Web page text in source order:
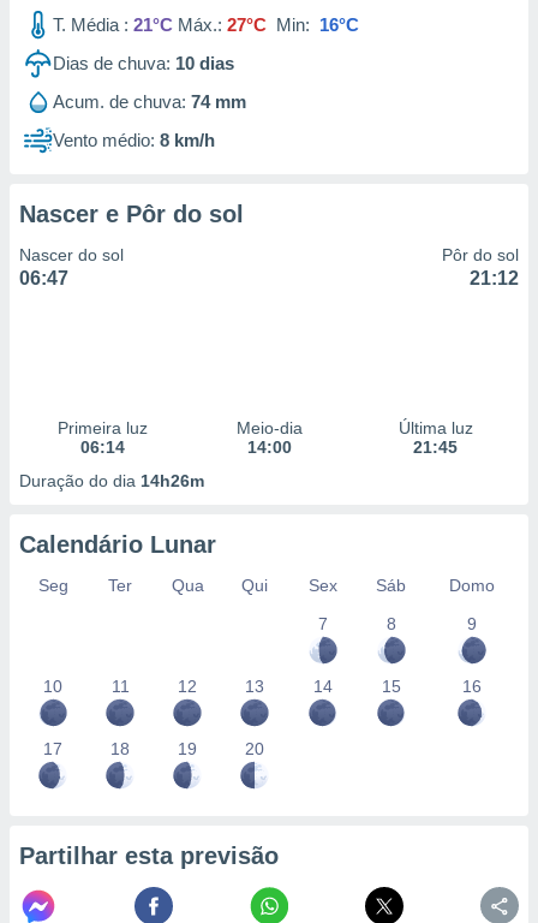
T. Média : 21°C Máx.: 27°C Min: 16°C
Dias de chuva: 10 dias
Acum. de chuva: 74 mm
Vento médio: 8 km/h
Nascer e Pôr do sol
Nascer do sol
06:47
Pôr do sol
21:12
Primeira luz
06:14
Meio-dia
14:00
Última luz
21:45
Duração do dia 14h26m
Calendário Lunar
Seg Ter Qua Qui Sex Sáb
Domo
7
8 9
10 11 12 13 14 15 16
17 18 19 20
Partilhar esta previsão